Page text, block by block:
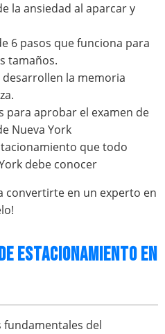
la ansiedad al aparcar y
6 pasos que funciona para
tamaños.
la memoria
para aprobar el examen de
Nueva York
que todo
debe conocer
convertirte en un experto en
ESTACIONAMIENTO EN
del